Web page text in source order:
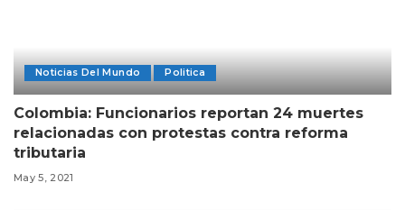
Noticias Del Mundo Politica
Colombia: Funcionarios reportan 24 muertes
relacionadas con protestas contra reforma
tributaria
May 5, 2021